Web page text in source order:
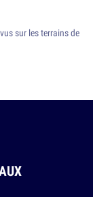
sur les terrains de